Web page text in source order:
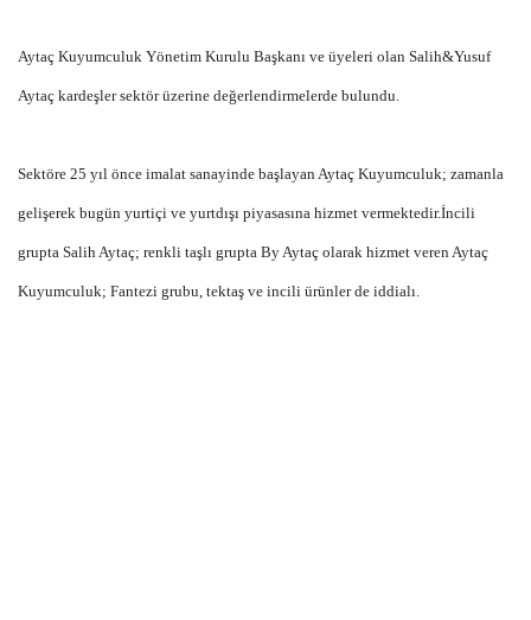
Aytaç Kuyumculuk Yönetim Kurulu Başkanı ve üyeleri olan Salih&Yusuf
Aytaç kardeşler sektör üzerine değerlendirmelerde bulundu.
Sektöre 25 yıl önce imalat sanayinde başlayan Aytaç Kuyumculuk; zamanla
gelişerek bugün yurtiçi ve yurtdışı piyasasına hizmet vermektedir.İncili
grupta Salih Aytaç; renkli taşlı grupta By Aytaç olarak hizmet veren Aytaç
Kuyumculuk; Fantezi grubu, tektaş ve incili ürünler de iddialı.